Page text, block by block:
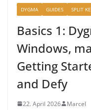
DYGMA GUIDES SPLIT
Basics 1:
Windows,
Getting
and Defy
22. April 2026 Marcel